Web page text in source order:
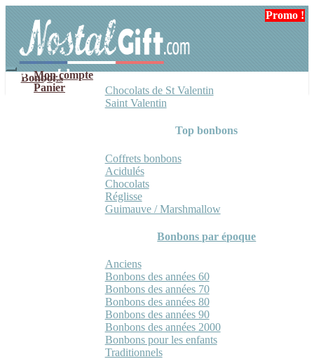
navigation
contenu
Mon compte
Panier
Bonbons
Chocolats de St Valentin
Saint Valentin
Top bonbons
Coffrets bonbons
Acidulés
Chocolats
Réglisse
Guimauve / Marshmallow
Bonbons par époque
Anciens
Bonbons des années 60
Bonbons des années 70
Bonbons des années 80
Bonbons des années 90
Bonbons des années 2000
Bonbons pour les enfants
Traditionnels
Promo !
Promo !